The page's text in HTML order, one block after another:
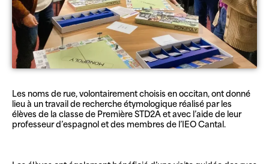
Les noms de rue, volontairement choisis en occitan, ont donné
lieu à un travail de recherche étymologique réalisé par les
élèves de la classe de Première STD2A et avec l’aide de leur
professeur d’espagnol et des membres de l’IEO Cantal.